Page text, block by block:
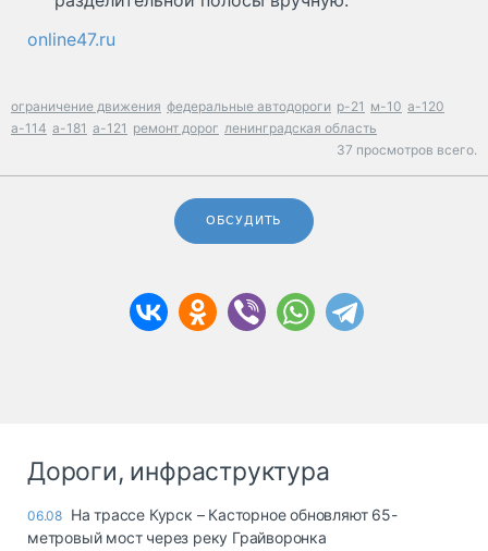
online47.ru
ограничение движения федеральные автодороги р-21 м-10 а-120
а-114 а-181 а-121 ремонт дорог ленинградская область
37 просмотров всего.
ОБСУДИТЬ
Дороги, инфраструктура
06.08 На трассе Курск – Касторное обновляют 65-
метровый мост через реку Грайворонка